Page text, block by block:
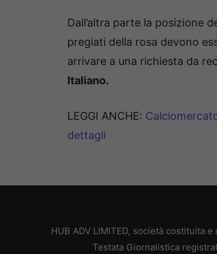
Dall’altra parte la posizione
pregiati della rosa devono
arrivare a una richiesta da
Italiano.
LEGGI ANCHE:
dettagli
HUB ADV LIMITED, società costituita
Testata Giornalistica